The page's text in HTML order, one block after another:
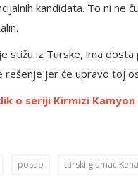
kandidata. To ni ne
stižu iz Turske, ima
rešenje jer će upravo toj
o seriji Kirmizi Kamyon
posao turski glumac